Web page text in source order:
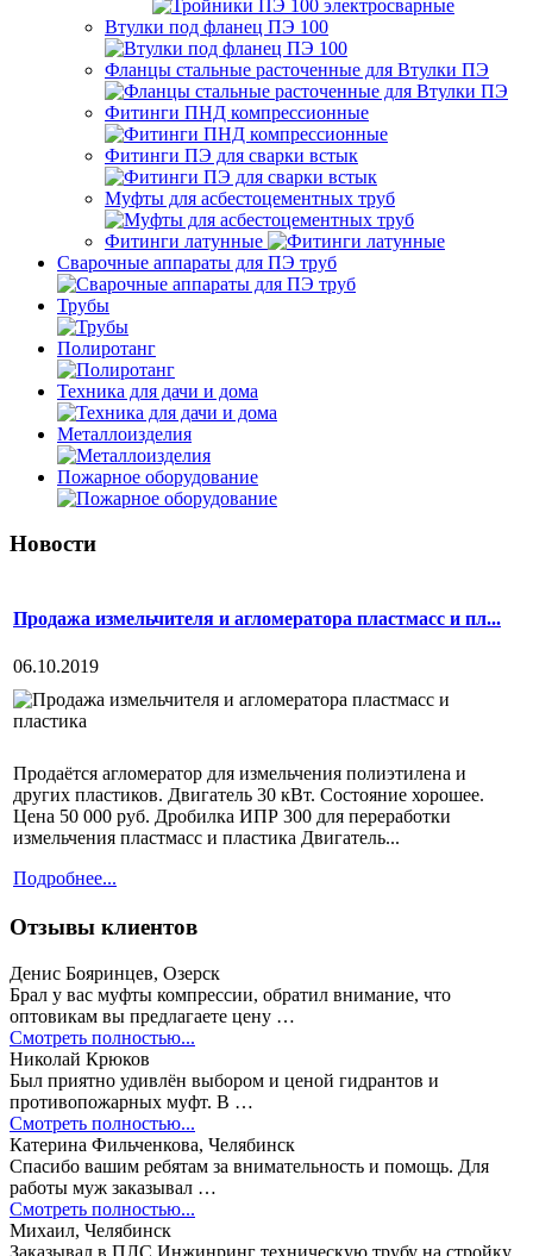
Втулки под фланец ПЭ 100
Фланцы стальные расточенные для Втулки ПЭ
Фитинги ПНД компрессионные
Фитинги ПЭ для сварки встык
Муфты для асбестоцементных труб
Фитинги латунные
Сварочные аппараты для ПЭ труб
Трубы
Полиротанг
Техника для дачи и дома
Металлоизделия
Пожарное оборудование
Новости
Продажа измельчителя и агломератора пластмасс и пл...
06.10.2019
Продаётся агломератор для измельчения полиэтилена и
других пластиков. Двигатель 30 кВт. Состояние хорошее.
Цена 50 000 руб. Дробилка ИПР 300 для переработки
измельчения пластмасс и пластика Двигатель...
Подробнее...
Отзывы клиентов
Денис Бояринцев, Озерск
Брал у вас муфты компрессии, обратил внимание, что
оптовикам вы предлагаете цену …
Смотреть полностью...
Николай Крюков
Был приятно удивлён выбором и ценой гидрантов и
противопожарных муфт. В …
Смотреть полностью...
Катерина Фильченкова, Челябинск
Спасибо вашим ребятам за внимательность и помощь. Для
работы муж заказывал …
Смотреть полностью...
Михаил, Челябинск
Заказывал в ПЛС Инжинринг техническую трубу на стройку.